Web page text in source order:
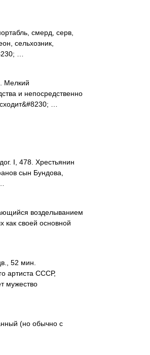
смерд, серв,
сельхозник,
…
Мелкий
и непосредственно
…
I, 478. Хрестьянин
сын Бундова,
возделыванием
как своей основной
52 мин.
артиста СССР,
мужество
(но обычно с